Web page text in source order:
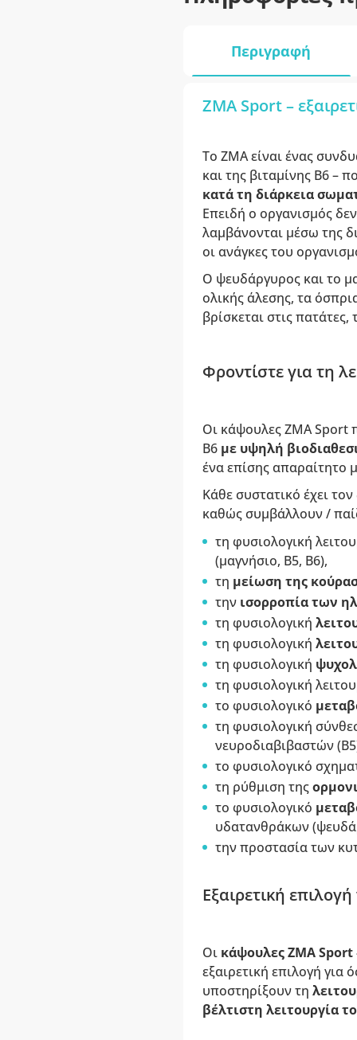
Περιγραφή
ZMA Sport –
Το ZMA είναι ένας
και της βιταμίνης B6 –
κατά τη διάρκεια
Επειδή ο οργανισμός
λαμβάνονται μέσω της
οι ανάγκες του
Ο ψευδάργυρος και το
ολικής άλεσης, τα
βρίσκεται στις
Φροντίστε για τη
Οι κάψουλες ZMA Sport
B6 με υψηλή
ένα επίσης απαραίτητο
Κάθε συστατικό έχει
καθώς συμβάλλουν /
τη φυσιολογική
(μαγνήσιο, B5, B6),
τη μείωση της
την ισορροπία των
τη φυσιολογική
τη φυσιολογική
τη φυσιολογική
τη φυσιολογική
το φυσιολογικό
τη φυσιολογική
νευροδιαβιβαστών
το φυσιολογικό
τη ρύθμιση της
το φυσιολογικό
υδατανθράκων
την προστασία των
Εξαιρετική
Οι κάψουλες ZMA Sport
εξαιρετική επιλογή για
υποστηρίξουν τη
βέλτιστη λειτουργία